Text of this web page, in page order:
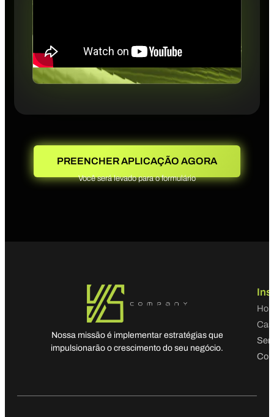
PREENCHER APLICAÇÃO AGORA
Você será levado para o formulário
Nossa missão é implementar estratégias que
impulsionarão o crescimento do seu negócio.